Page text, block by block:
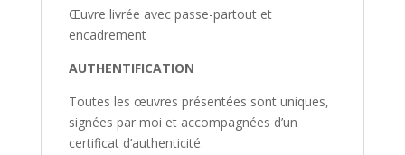
Œuvre livrée avec passe-partout et
encadrement
AUTHENTIFICATION
Toutes les œuvres présentées sont uniques,
signées par moi et accompagnées d’un
certificat d’authenticité.